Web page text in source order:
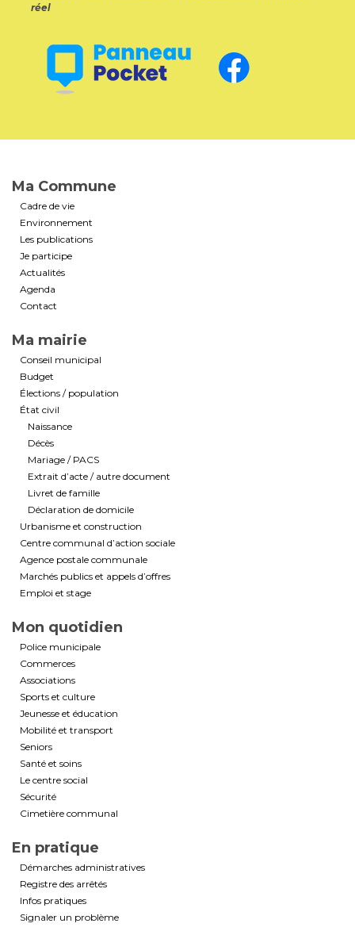
réel
Ma Commune
Cadre de vie
Environnement
Les publications
Je participe
Actualités
Agenda
Contact
Ma mairie
Conseil municipal
Budget
Élections / population
État civil
Naissance
Décès
Mariage / PACS
Extrait d’acte / autre document
Livret de famille
Déclaration de domicile
Urbanisme et construction
Centre communal d’action sociale
Agence postale communale
Marchés publics et appels d’offres
Emploi et stage
Mon quotidien
Police municipale
Commerces
Associations
Sports et culture
Jeunesse et éducation
Mobilité et transport
Seniors
Santé et soins
Le centre social
Sécurité
Cimetière communal
En pratique
Démarches administratives
Registre des arrêtés
Infos pratiques
Signaler un problème